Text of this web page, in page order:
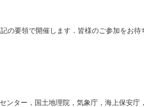
の要領で開催します．皆様のご参加をお待
ンター，国土地理院，気象庁，海上保安庁